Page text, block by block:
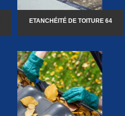
ETANCHÉITÉ DE TOITURE 64